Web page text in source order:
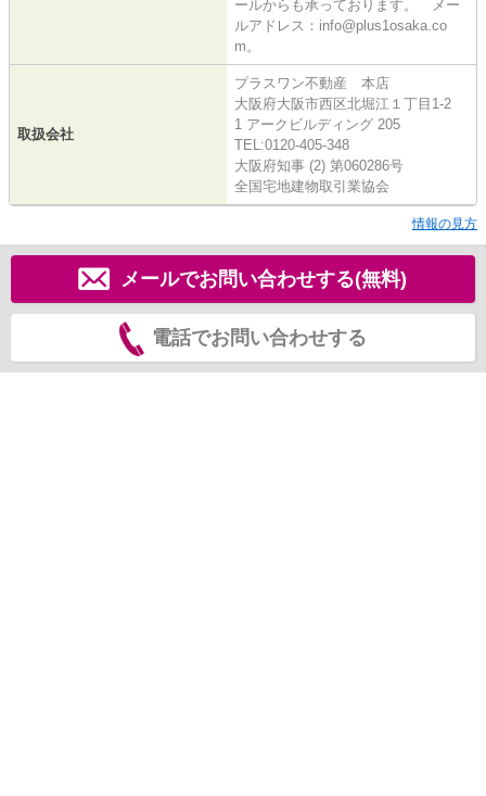
ールからも承っております。 メー
ルアドレス：info@plus1osaka.co
m。
取扱会社
プラスワン不動産 本店
大阪府大阪市西区北堀江１丁目1-2
1 アークビルディング 205
TEL:0120-405-348
大阪府知事 (2) 第060286号
全国宅地建物取引業協会
情報の見方
メールでお問い合わせする(無料)
電話でお問い合わせする